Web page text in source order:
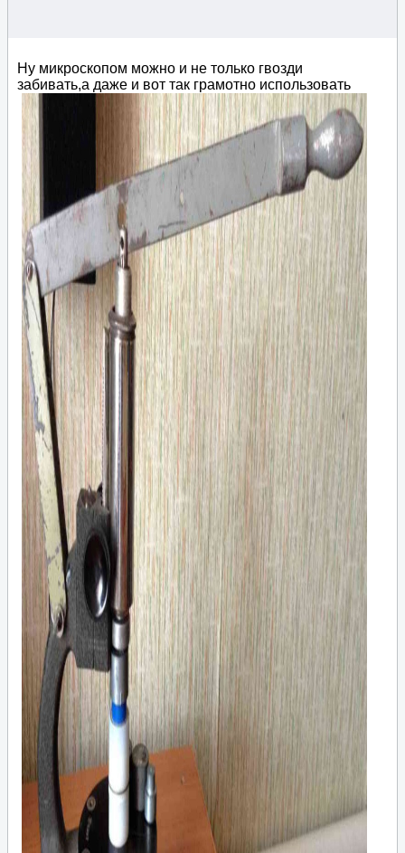
Ну микроскопом можно и не только гвозди
забивать,а даже и вот так грамотно использовать